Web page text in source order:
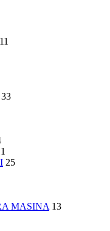
33
25
MASINA 13